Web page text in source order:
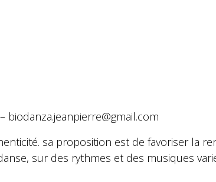
– biodanza.jeanpierre@gmail.com
sa proposition est de favoriser la
sur des rythmes et des musiques